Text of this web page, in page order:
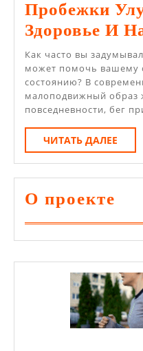
Пробежки
Здоровье И
Как часто вы
может помочь вашему
состоянию? В
малоподвижный образ
повседневности, бег
ЧИТАТЬ ДАЛЕЕ
ДАЛЕЕ
О проекте